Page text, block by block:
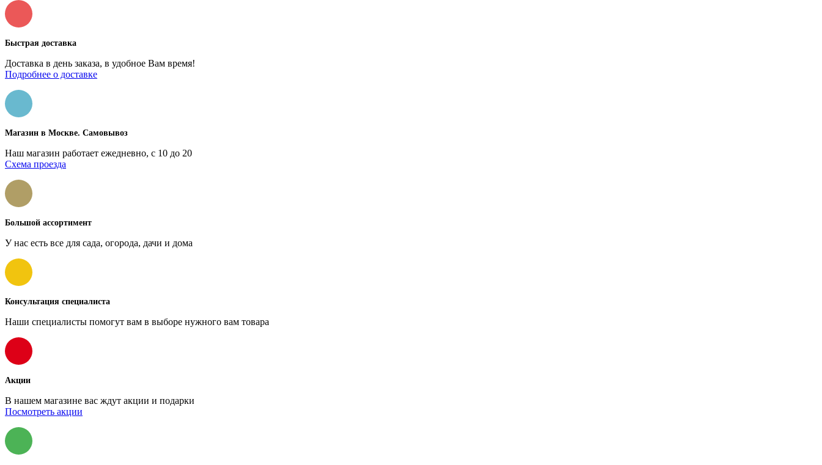
Быстрая доставка
Доставка в день заказа, в удобное Вам время!
Подробнее о доставке
Магазин в Москве. Самовывоз
Наш магазин работает ежедневно, с 10 до 20
Схема проезда
Большой ассортимент
У нас есть все для сада, огорода, дачи и дома
Консультация специалиста
Наши специалисты помогут вам в выборе нужного вам товара
Акции
В нашем магазине вас ждут акции и подарки
Посмотреть акции